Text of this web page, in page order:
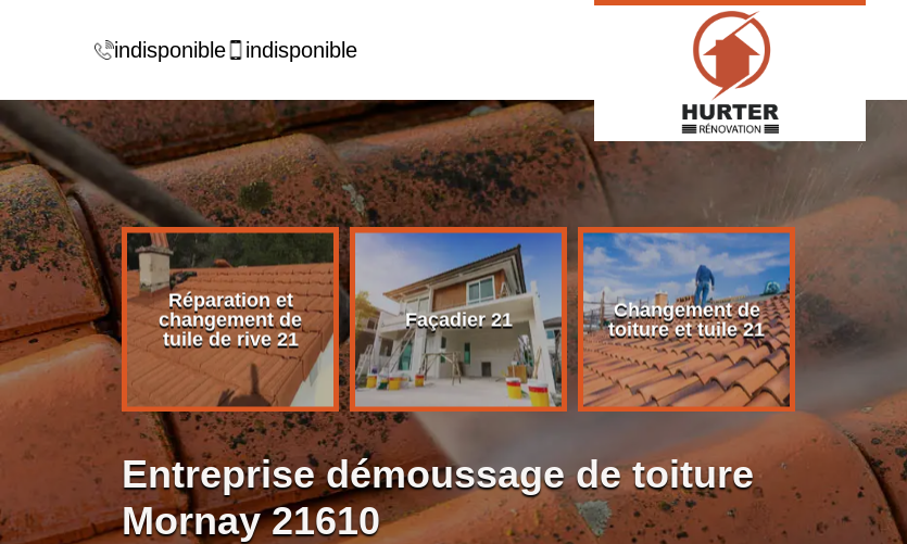
indisponible indisponible
de
21
Réparation et
changement de
tuile de rive 21
Façadier 21
Changement de
toiture et tuile 21
Entreprise démoussage de toiture
Mornay 21610